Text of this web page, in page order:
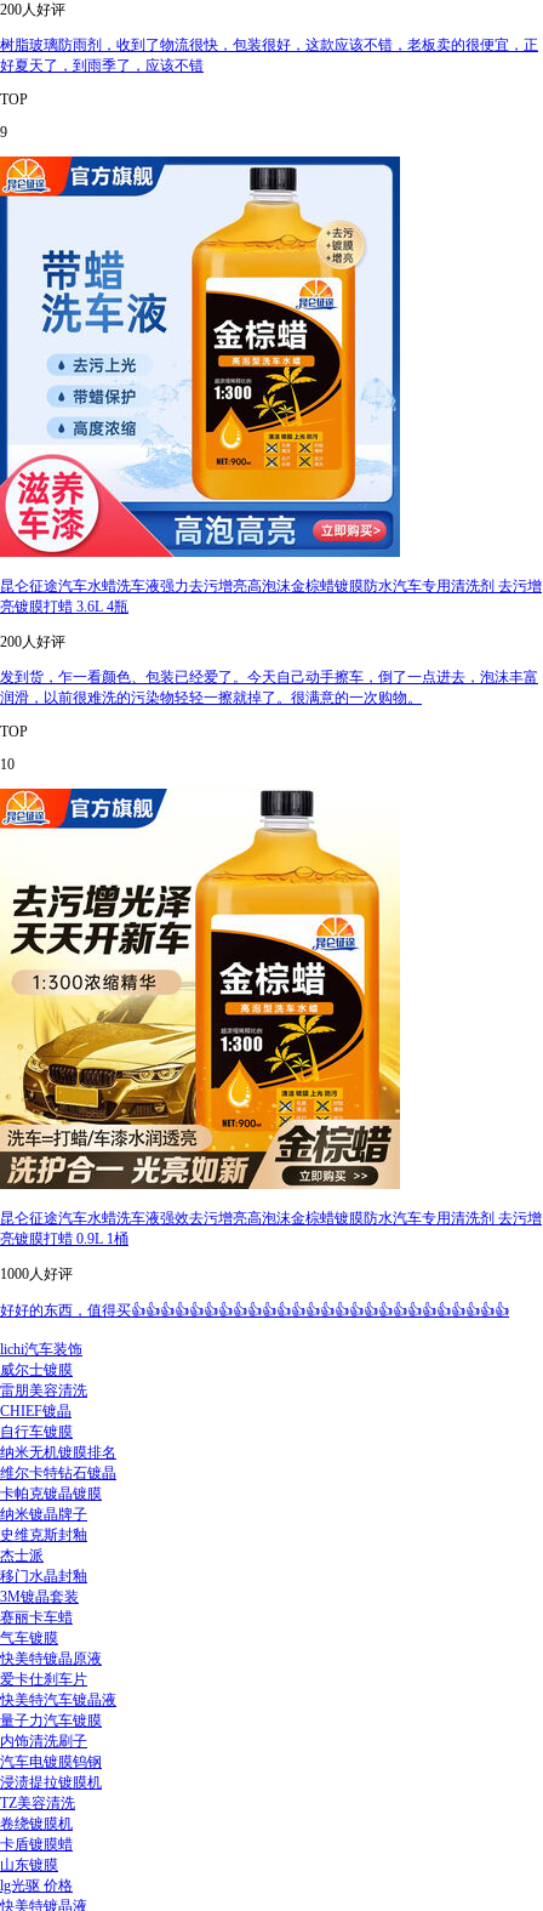
200人好评
树脂玻璃防雨剂，收到了物流很快，包装很好，这款应该不错，老板卖的很便宜，正
好夏天了，到雨季了，应该不错
TOP
9
昆仑征途汽车水蜡洗车液强力去污增亮高泡沫金棕蜡镀膜防水汽车专用清洗剂 去污增
亮镀膜打蜡 3.6L 4瓶
200人好评
发到货，乍一看颜色、包装已经爱了。今天自己动手擦车，倒了一点进去，泡沫丰富
润滑，以前很难洗的污染物轻轻一擦就掉了。很满意的一次购物。
TOP
10
昆仑征途汽车水蜡洗车液强效去污增亮高泡沫金棕蜡镀膜防水汽车专用清洗剂 去污增
亮镀膜打蜡 0.9L 1桶
1000人好评
好好的东西，值得买👍👍👍👍👍👍👍👍👍👍👍👍👍👍👍👍👍👍👍👍👍👍👍👍👍👍
lichi汽车装饰
威尔士镀膜
雷朋美容清洗
CHIEF镀晶
自行车镀膜
纳米无机镀膜排名
维尔卡特钻石镀晶
卡帕克镀晶镀膜
纳米镀晶牌子
史维克斯封釉
杰士派
移门水晶封釉
3M镀晶套装
赛丽卡车蜡
气车镀膜
快美特镀晶原液
爱卡仕刹车片
快美特汽车镀晶液
量子力汽车镀膜
内饰清洗刷子
汽车电镀膜钨钢
浸渍提拉镀膜机
TZ美容清洗
卷绕镀膜机
卡盾镀膜蜡
山东镀膜
lg光驱 价格
快美特镀晶液